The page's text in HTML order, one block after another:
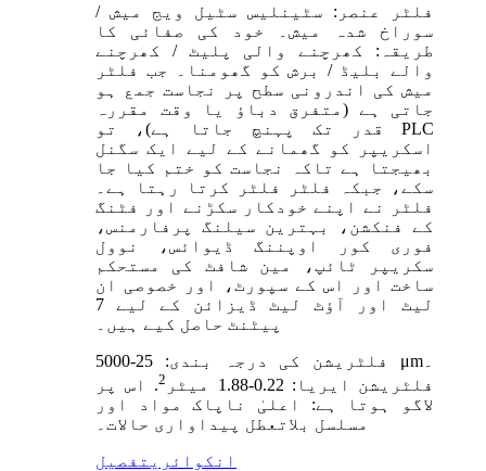
فلٹر عنصر: سٹینلیس سٹیل ویج میش /
سوراخ شدہ میش۔ خود کی صفائی کا
طریقہ: کھرچنے والی پلیٹ / کھرچنے
والے بلیڈ / برش کو گھومنا۔ جب فلٹر
میش کی اندرونی سطح پر نجاست جمع ہو
جاتی ہے (متفرق دباؤ یا وقت مقررہ
قدر تک پہنچ جاتا ہے)، تو PLC
اسکریپر کو گھمانے کے لیے ایک سگنل
بھیجتا ہے تاکہ نجاست کو ختم کیا جا
سکے، جبکہ فلٹر فلٹر کرتا رہتا ہے۔
فلٹر نے اپنے خودکار سکڑنے اور فٹنگ
کے فنکشن، بہترین سیلنگ پرفارمنس،
فوری کور اوپننگ ڈیوائس، نوول
سکریپر ٹائپ، مین شافٹ کی مستحکم
ساخت اور اس کے سپورٹ، اور خصوصی ان
لیٹ اور آؤٹ لیٹ ڈیزائن کے لیے 7
پیٹنٹ حاصل کیے ہیں۔
فلٹریشن کی درجہ بندی: 25-5000 μm۔
فلٹریشن ایریا: 0.22-1.88 میٹر
2. اس پر
لاگو ہوتا ہے: اعلیٰ ناپاک مواد اور
مسلسل بلاتعطل پیداواری حالات۔
انکوائری تفصیل